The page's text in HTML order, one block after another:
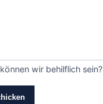
wir behilflich sein?